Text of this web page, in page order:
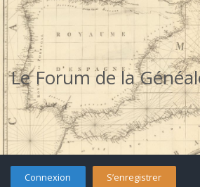
Le Forum de la
Connexion S’enregistrer